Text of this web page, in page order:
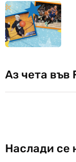
Аз чета във
Наслади се